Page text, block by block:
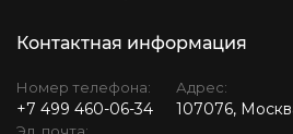
Контактная информация
Номер телефона:
+7 499 460-06-34
Адрес:
107076,